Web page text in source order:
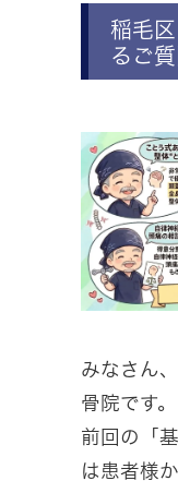
稲毛
るご
みなさん
骨院です。
前回の「
は患者様